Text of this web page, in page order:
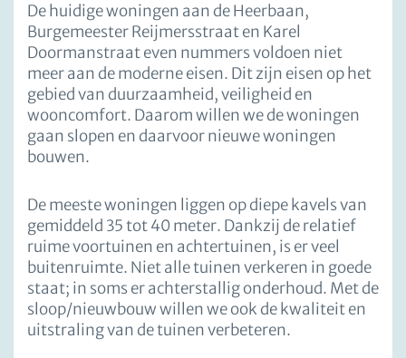
De huidige woningen aan de Heerbaan,
Burgemeester Reijmersstraat en Karel
Doormanstraat even nummers voldoen niet
meer aan de moderne eisen. Dit zijn eisen op het
gebied van duurzaamheid, veiligheid en
wooncomfort. Daarom willen we de woningen
gaan slopen en daarvoor nieuwe woningen
bouwen.
De meeste woningen liggen op diepe kavels van
gemiddeld 35 tot 40 meter. Dankzij de relatief
ruime voortuinen en achtertuinen, is er veel
buitenruimte. Niet alle tuinen verkeren in goede
staat; in soms er achterstallig onderhoud. Met de
sloop/nieuwbouw willen we ook de kwaliteit en
uitstraling van de tuinen verbeteren.